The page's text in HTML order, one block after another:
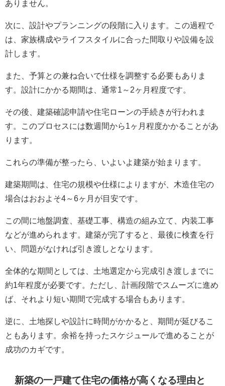
ありません。
次に、設計やプランニングの段階に入ります。この過程で
は、家族構成やライフスタイルに合った間取りや設備を設
計します。
また、予算との兼ね合いで仕様を調整する必要もありま
す。設計にかかる期間は、通常1～2ヶ月程度です。
その後、建築確認申請や住宅ローンの手続きが行われま
す。このプロセスには数週間から1ヶ月程度かかることがあ
ります。
これらの準備が整ったら、いよいよ建築が始まります。
建築期間は、住宅の規模や仕様によりますが、木造住宅の
場合はおおよそ4～6ヶ月が目安です。
この間に地盤調査、基礎工事、構造の組み立て、内装工事
などが進められます。建築が完了すると、最後に検査を行
い、問題がなければ引き渡しとなります。
全体的な期間としては、土地選定から完成引き渡しまでに
約1年程度が必要です。ただし、計画段階でスムーズに進め
ば、それより短い期間で完成する場合もあります。
逆に、土地探しや設計に時間がかかると、期間が延びるこ
ともあります。余裕を持ったスケジュールで進めることが
成功のカギです。
新築の一戸建て住宅の価格が高くなる理由と